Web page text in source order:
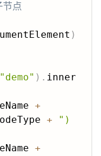
点
)
"demo" ) . inner
+
+
")
+